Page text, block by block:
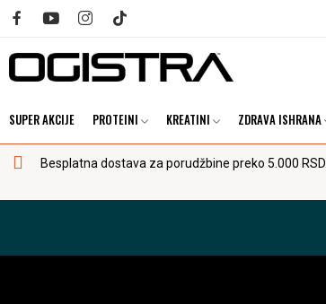
SUPER AKCIJE PROTEINI KREATINI ZDRAVA ISHRANA
Besplatna dostava za porudžbine preko 5.000 RSD.